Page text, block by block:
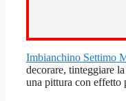
Imbianchino Settimo
decorare, tinteggiare
una pittura con effetto